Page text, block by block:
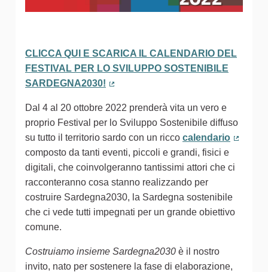
CLICCA QUI E SCARICA IL CALENDARIO DEL
FESTIVAL PER LO SVILUPPO SOSTENIBILE
SARDEGNA2030!
Dal 4 al 20 ottobre 2022 prenderà vita un vero e
proprio Festival per lo Sviluppo Sostenibile diffuso
su tutto il territorio sardo con un ricco calendario
composto da tanti eventi, piccoli e grandi, fisici e
digitali, che coinvolgeranno tantissimi attori che ci
racconteranno cosa stanno realizzando per
costruire Sardegna2030, la Sardegna sostenibile
che ci vede tutti impegnati per un grande obiettivo
comune.
Costruiamo insieme Sardegna2030 è il nostro
invito, nato per sostenere la fase di elaborazione,